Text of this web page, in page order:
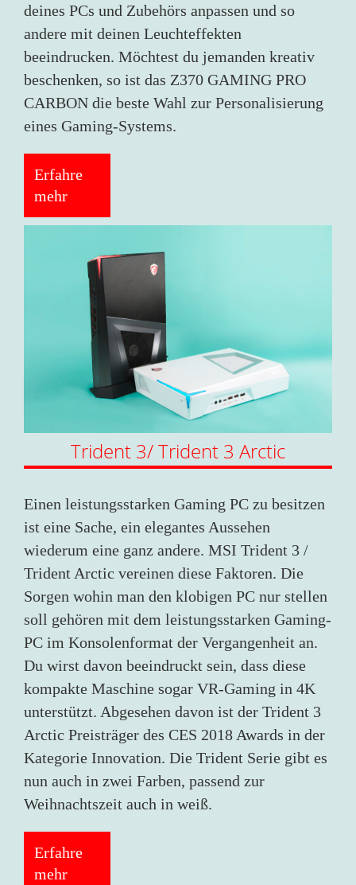
deines PCs und Zubehörs anpassen und so
andere mit deinen Leuchteffekten
beeindrucken. Möchtest du jemanden kreativ
beschenken, so ist das Z370 GAMING PRO
CARBON die beste Wahl zur Personalisierung
eines Gaming-Systems.
Erfahre
mehr
Trident 3/ Trident 3 Arctic
Einen leistungsstarken Gaming PC zu besitzen
ist eine Sache, ein elegantes Aussehen
wiederum eine ganz andere. MSI Trident 3 /
Trident Arctic vereinen diese Faktoren. Die
Sorgen wohin man den klobigen PC nur stellen
soll gehören mit dem leistungsstarken Gaming-
PC im Konsolenformat der Vergangenheit an.
Du wirst davon beeindruckt sein, dass diese
kompakte Maschine sogar VR-Gaming in 4K
unterstützt. Abgesehen davon ist der Trident 3
Arctic Preisträger des CES 2018 Awards in der
Kategorie Innovation. Die Trident Serie gibt es
nun auch in zwei Farben, passend zur
Weihnachtszeit auch in weiß.
Erfahre
mehr